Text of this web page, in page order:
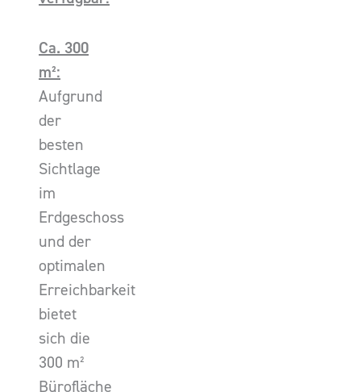
Ca. 300
m²:
Aufgrund
der
besten
Sichtlage
im
Erdgeschoss
und der
optimalen
Erreichbarkeit
bietet
sich die
300 m²
Bürofläche